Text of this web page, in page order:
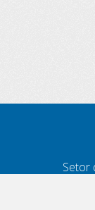
Setor